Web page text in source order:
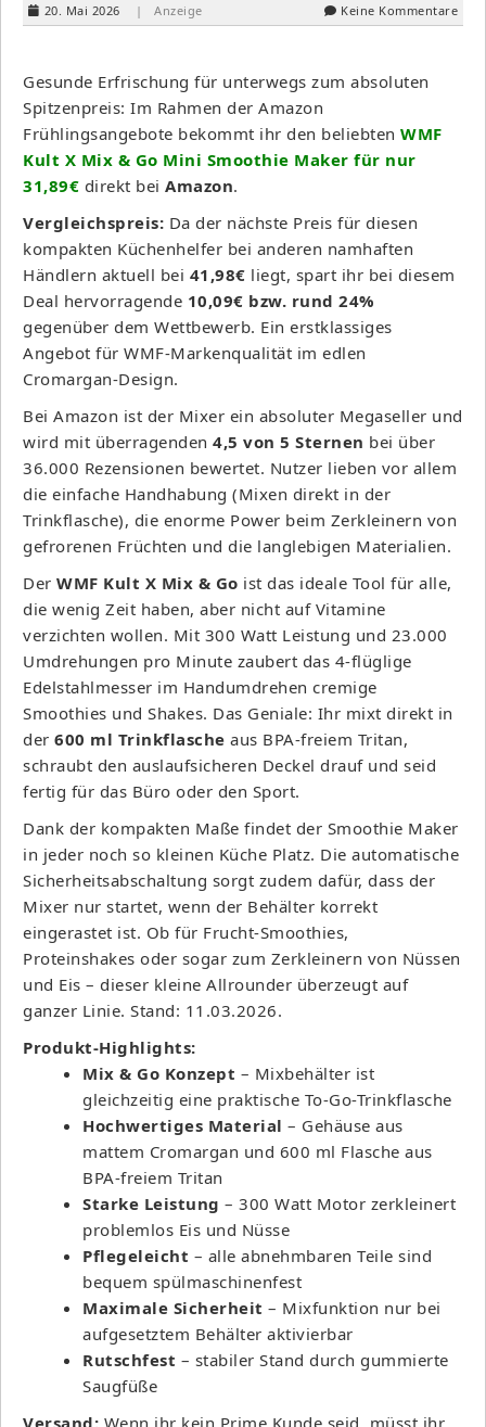
20. Mai 2026 | Anzeige Keine Kommentare
Gesunde Erfrischung für unterwegs zum absoluten
Spitzenpreis: Im Rahmen der Amazon
Frühlingsangebote bekommt ihr den beliebten WMF
Kult X Mix & Go Mini Smoothie Maker für nur
31,89€ direkt bei Amazon.
Vergleichspreis: Da der nächste Preis für diesen
kompakten Küchenhelfer bei anderen namhaften
Händlern aktuell bei 41,98€ liegt, spart ihr bei diesem
Deal hervorragende 10,09€ bzw. rund 24%
gegenüber dem Wettbewerb. Ein erstklassiges
Angebot für WMF-Markenqualität im edlen
Cromargan-Design.
Bei Amazon ist der Mixer ein absoluter Megaseller und
wird mit überragenden 4,5 von 5 Sternen bei über
36.000 Rezensionen bewertet. Nutzer lieben vor allem
die einfache Handhabung (Mixen direkt in der
Trinkflasche), die enorme Power beim Zerkleinern von
gefrorenen Früchten und die langlebigen Materialien.
Der WMF Kult X Mix & Go ist das ideale Tool für alle,
die wenig Zeit haben, aber nicht auf Vitamine
verzichten wollen. Mit 300 Watt Leistung und 23.000
Umdrehungen pro Minute zaubert das 4-flüglige
Edelstahlmesser im Handumdrehen cremige
Smoothies und Shakes. Das Geniale: Ihr mixt direkt in
der 600 ml Trinkflasche aus BPA-freiem Tritan,
schraubt den auslaufsicheren Deckel drauf und seid
fertig für das Büro oder den Sport.
Dank der kompakten Maße findet der Smoothie Maker
in jeder noch so kleinen Küche Platz. Die automatische
Sicherheitsabschaltung sorgt zudem dafür, dass der
Mixer nur startet, wenn der Behälter korrekt
eingerastet ist. Ob für Frucht-Smoothies,
Proteinshakes oder sogar zum Zerkleinern von Nüssen
und Eis – dieser kleine Allrounder überzeugt auf
ganzer Linie. Stand: 11.03.2026.
Produkt-Highlights:
Mix & Go Konzept – Mixbehälter ist
gleichzeitig eine praktische To-Go-Trinkflasche
Hochwertiges Material – Gehäuse aus
mattem Cromargan und 600 ml Flasche aus
BPA-freiem Tritan
Starke Leistung – 300 Watt Motor zerkleinert
problemlos Eis und Nüsse
Pflegeleicht – alle abnehmbaren Teile sind
bequem spülmaschinenfest
Maximale Sicherheit – Mixfunktion nur bei
aufgesetztem Behälter aktivierbar
Rutschfest – stabiler Stand durch gummierte
Saugfüße
Versand: Wenn ihr kein Prime Kunde seid, müsst ihr